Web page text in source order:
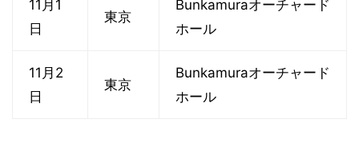
11月1
日
東京
Bunkamuraオーチャード
ホール
11月2
日
東京
Bunkamuraオーチャード
ホール